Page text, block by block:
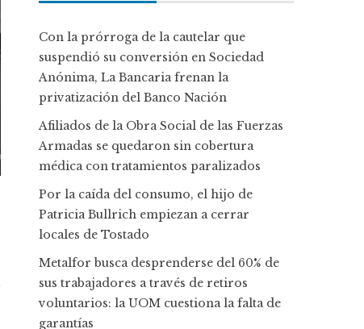
Con la prórroga de la cautelar que
suspendió su conversión en Sociedad
Anónima, La Bancaria frenan la
privatización del Banco Nación
Afiliados de la Obra Social de las Fuerzas
Armadas se quedaron sin cobertura
médica con tratamientos paralizados
Por la caída del consumo, el hijo de
Patricia Bullrich empiezan a cerrar
locales de Tostado
Metalfor busca desprenderse del 60% de
sus trabajadores a través de retiros
voluntarios: la UOM cuestiona la falta de
garantías